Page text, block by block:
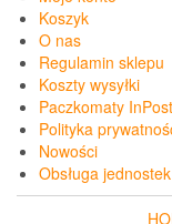
Koszyk
O nas
Regulamin sklepu
Koszty wysyłki
Paczkomaty InPost
Polityka
Nowości
Obsługa